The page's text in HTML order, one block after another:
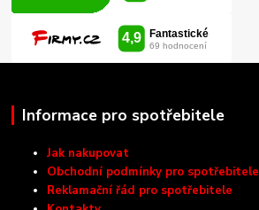
Informace pro spotřebitele
Jak nakupovat
Obchodní podmínky pro spotřebitele
Reklamační řád pro spotřebitele